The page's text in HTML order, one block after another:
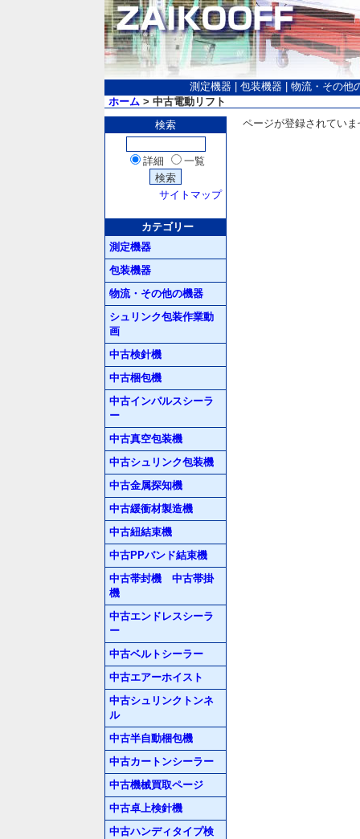
測定機器 包装機器
物流・その他
ホーム > 中古電動リフト
検索
詳細 一覧
サイトマップ
カテゴリー
測定機器
包装機器
物流・その他の機器
シュリンク包装作業動
画
中古検針機
中古梱包機
中古インパルスシーラ
ー
中古真空包装機
中古シュリンク包装機
中古金属探知機
中古緩衝材製造機
中古紐結束機
中古PPバンド結束機
中古帯封機 中古帯掛
機
中古エンドレスシーラ
ー
中古ベルトシーラー
中古エアーホイスト
中古シュリンクトンネ
ル
中古半自動梱包機
中古カートンシーラー
中古機械買取ページ
中古卓上検針機
中古ハンディタイプ検
ページが登録されていま